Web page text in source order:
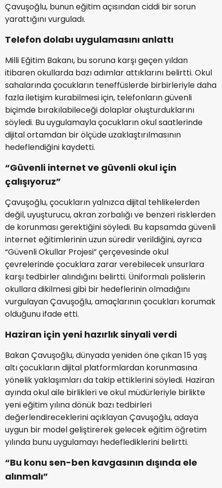
Çavuşoğlu, bunun eğitim açısından ciddi bir sorun
yarattığını vurguladı.
Telefon dolabı uygulamasını anlattı
Milli Eğitim Bakanı, bu soruna karşı geçen yıldan
itibaren okullarda bazı adımlar attıklarını belirtti. Okul
sahalarında çocukların teneffüslerde birbirleriyle daha
fazla iletişim kurabilmesi için, telefonların güvenli
biçimde bırakılabileceği dolaplar oluşturduklarını
söyledi. Bu uygulamayla çocukların okul saatlerinde
dijital ortamdan bir ölçüde uzaklaştırılmasının
hedeflendiğini kaydetti.
“Güvenli internet ve güvenli okul için
çalışıyoruz”
Çavuşoğlu, çocukların yalnızca dijital tehlikelerden
değil, uyuşturucu, akran zorbalığı ve benzeri risklerden
de korunması gerektiğini söyledi. Bu kapsamda güvenli
internet eğitimlerinin uzun süredir verildiğini, ayrıca
“Güvenli Okullar Projesi” çerçevesinde okul
çevrelerinde çocuklara zarar verebilecek unsurlara
karşı tedbirler alındığını belirtti. Üniformalı polislerin
okullara dikilmesi gibi bir hedeflerinin olmadığını
vurgulayan Çavuşoğlu, amaçlarının çocukları korumak
olduğunu ifade etti.
Haziran için yeni hazırlık sinyali verdi
Bakan Çavuşoğlu, dünyada yeniden öne çıkan 15 yaş
altı çocukların dijital platformlardan korunmasına
yönelik yaklaşımları da takip ettiklerini söyledi. Haziran
ayında okul aile birlikleri ve okul müdürleriyle birlikte
yeni eğitim yılına dönük bazı tedbirleri
değerlendireceklerini açıklayan Çavuşoğlu, adaya
uygun bir model geliştirerek gelecek eğitim öğretim
yılında bunu uygulamayı hedeflediklerini belirtti.
“Bu konu sen-ben kavgasının dışında ele
alınmalı”